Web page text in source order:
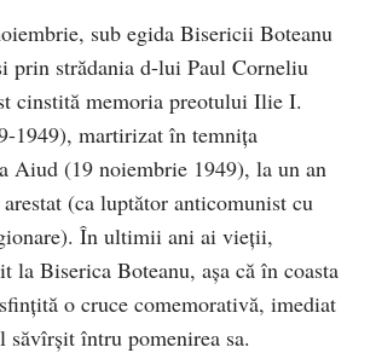
sub egida Bisericii Boteanu
prin strădania d-lui Paul Corneliu
cinstită memoria preotului Ilie I.
1949), martirizat în temnița
Aiud (19 noiembrie 1949), la un an
arestat (ca luptător anticomunist cu
În ultimii ani ai vieții,
la Biserica Boteanu, așa că în coasta
o cruce comemorativă, imediat
săvîrșit întru pomenirea sa.